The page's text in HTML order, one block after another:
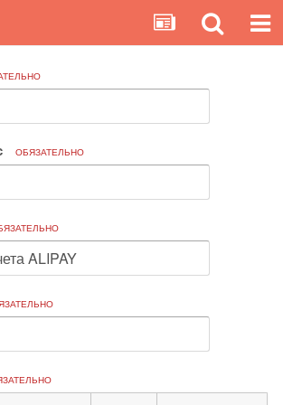
ОБЯЗАТЕЛЬНО